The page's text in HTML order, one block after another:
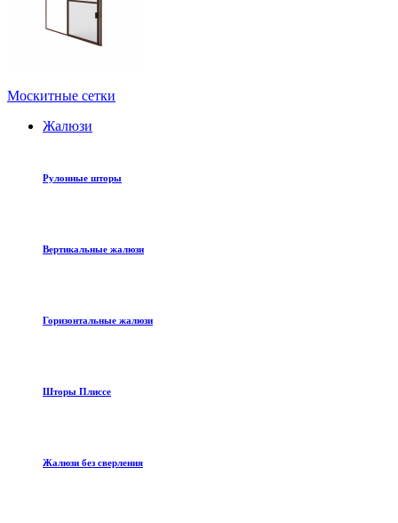
Москитные сетки
Жалюзи
Рулонные шторы
Вертикальные жалюзи
Горизонтальные жалюзи
Шторы Плиссе
Жалюзи без сверления